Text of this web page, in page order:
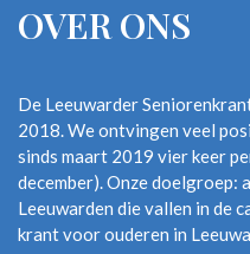
OVER ONS
De Leeuwarder
2018. We ontvingen veel
sinds maart 2019 vier keer
december). Onze doelgroep:
Leeuwarden die vallen in de
krant voor ouderen in